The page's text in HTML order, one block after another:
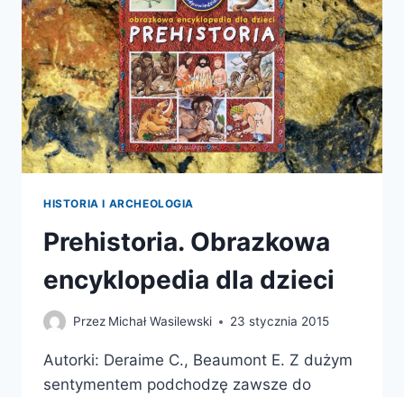
I
POŁUDNIOWEJ
HISTORIA I ARCHEOLOGIA
Prehistoria. Obrazkowa
encyklopedia dla dzieci
Przez Michał Wasilewski 23 stycznia 2015
Autorki: Deraime C., Beaumont E. Z dużym
sentymentem podchodzę zawsze do